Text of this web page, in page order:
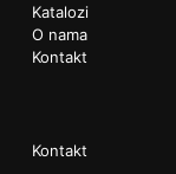
Katalozi
O nama
Kontakt
Kontakt